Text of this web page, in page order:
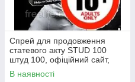
Спрей для продовження
статевого акту STUD 100
штуд 100, офіційний сайт,
оригінал
В наявності